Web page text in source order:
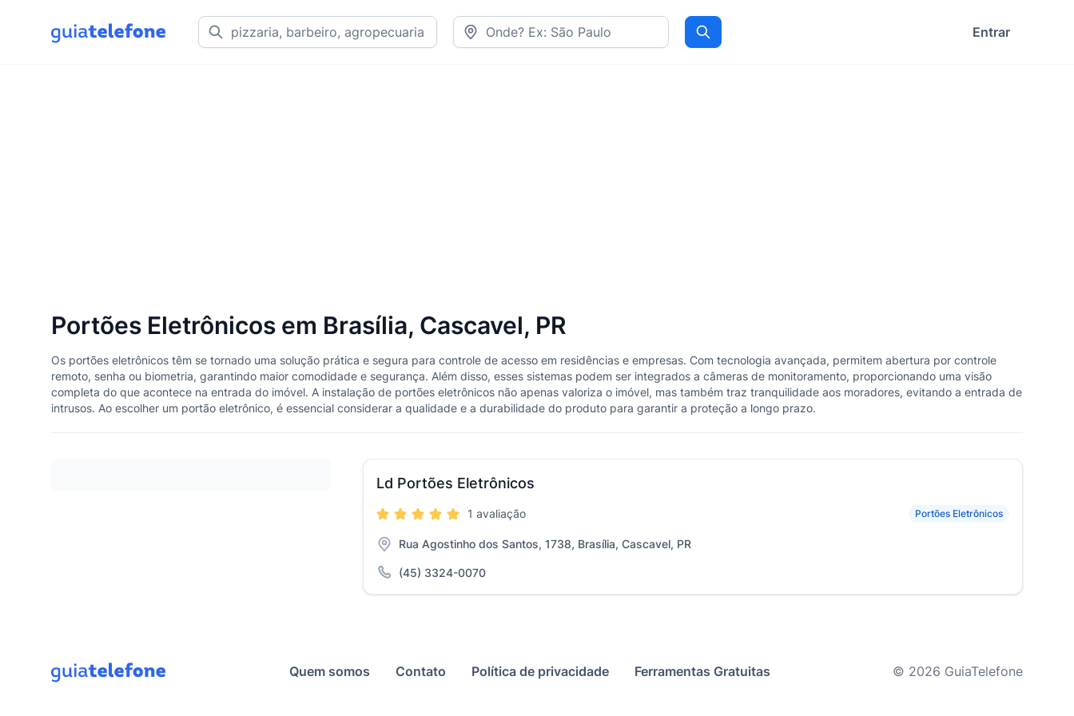
Procurar Entrar
Portões Eletrônicos em Brasília, Cascavel, PR
Os portões eletrônicos têm se tornado uma solução prática e segura para controle de acesso em residências e empresas. Com tecnologia avançada, permitem abertura por controle
remoto, senha ou biometria, garantindo maior comodidade e segurança. Além disso, esses sistemas podem ser integrados a câmeras de monitoramento, proporcionando uma visão
completa do que acontece na entrada do imóvel. A instalação de portões eletrônicos não apenas valoriza o imóvel, mas também traz tranquilidade aos moradores, evitando a entrada de
intrusos. Ao escolher um portão eletrônico, é essencial considerar a qualidade e a durabilidade do produto para garantir a proteção a longo prazo.
Ld Portões Eletrônicos
Portões Eletrônicos
1 avaliação
Rua Agostinho dos Santos, 1738, Brasília, Cascavel, PR
(45) 3324-0070
Quem somos Contato Política de privacidade Ferramentas Gratuitas © 2026 GuiaTelefone